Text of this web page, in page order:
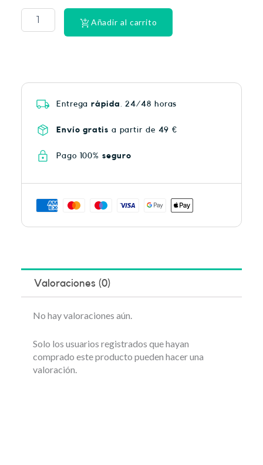
ULTRA
HEAT
PLUS
Añadir al carrito
Entregarápida . 24/48 horas
Envío gratis a partir de 49 €
Pago 100% seguro
Valoraciones (0)
No hay valoraciones aún.
Solo los usuarios registrados que hayan
comprado este producto pueden hacer una
valoración.